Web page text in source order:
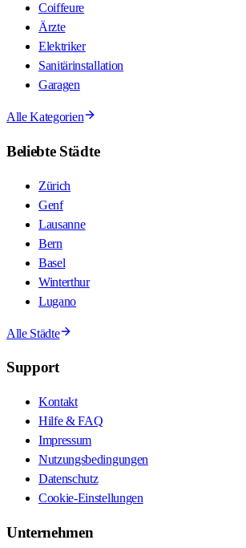
Coiffeure
Ärzte
Elektriker
Sanitärinstallation
Garagen
Alle Kategorien
Beliebte Städte
Zürich
Genf
Lausanne
Bern
Basel
Winterthur
Lugano
Alle Städte
Support
Kontakt
Hilfe & FAQ
Impressum
Nutzungsbedingungen
Datenschutz
Cookie-Einstellungen
Unternehmen